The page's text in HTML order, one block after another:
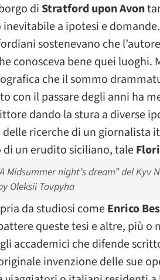
di Stratford upon Avon
inevitabile a ipotesi e
sostenevano che
conosceva bene quei luoghi.
che il sommo
con il passare degli anni ha
dando la stura a diverse
ricerche di un giornalista
un erudito siciliano, tale
Midsummer night’s dream” del
Oleksii Tovpyha
da studiosi comeEnrico
queste tesi e altre, più o
accademici che difende
invenzione delle sue